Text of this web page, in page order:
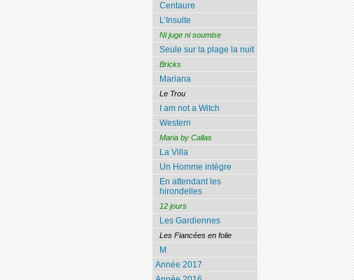
Centaure
L’Insulte
Ni juge ni soumise
Seule sur la plage la nuit
Bricks
Mariana
Le Trou
I am not a Witch
Western
Maria by Callas
La Villa
Un Homme intègre
En attendant les
hirondelles
12 jours
Les Gardiennes
Les Fiancées en folie
M
Année 2017